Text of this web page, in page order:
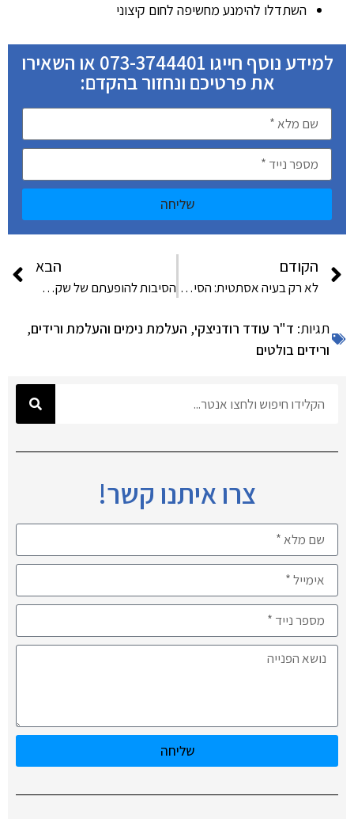
השתדלו להימנע מחשיפה לחום קיצוני
למידע נוסף חייגו 073-3744401 או השאירו
את פרטיכם ונחזור בהקדם:
שליחה
הקודם
לא רק בעיה אסתטית: הסיכונים של הזעת יתר
הבא
הסיבות להופעתם של שקעים מתחת לעיניים
תגיות: ד"ר עודד רודניצקי, העלמת נימים והעלמת ורידים,
ורידים בולטים
צרו איתנו קשר!
שליחה